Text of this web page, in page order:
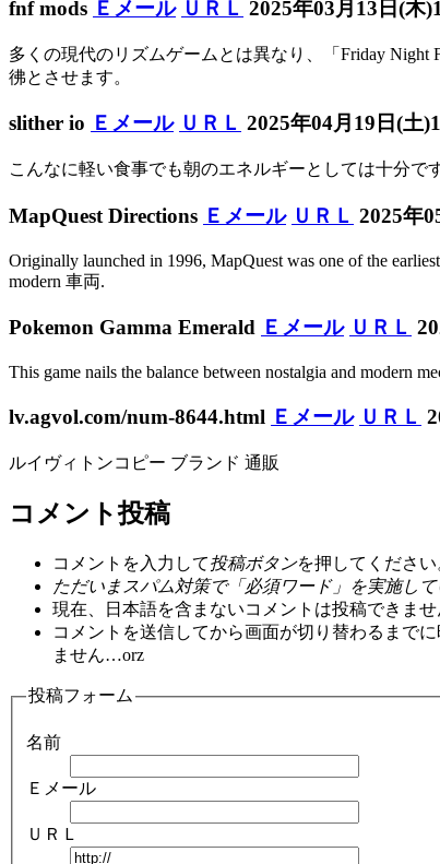
fnf mods Ｅメール ＵＲＬ 2025年03月13日(木
多くの現代のリズムゲームとは異なり、「Friday
彿とさせます。
slither io Ｅメール ＵＲＬ 2025年04月19日(土
こんなに軽い食事でも朝のエネルギーとしては十分です
MapQuest Directions Ｅメール ＵＲＬ 2025年
Originally launched in 1996, MapQuest was one of the
modern 車両.
Pokemon Gamma Emerald Ｅメール ＵＲＬ
This game nails the balance between nostalgia and modern
lv.agvol.com/num-8644.html Ｅメール ＵＲＬ
ルイヴィトンコピー ブランド 通販
コメント投稿
コメントを入力して投稿ボタンを押してください
ただいまスパム対策で「必須ワード」を実施し
現在、日本語を含まないコメントは投稿できませ
コメントを送信してから画面が切り替わるまで
ません…orz
投稿フォーム
名前
Ｅメール
ＵＲＬ